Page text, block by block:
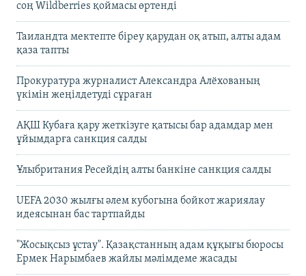
соң Wildberries қоймасы өртенді
Таиландта мектепте біреу қарудан оқ атып, алты адам
қаза тапты
Прокуратура журналист Александра Алёхованың
үкімін жеңілдетуді сұраған
АҚШ Кубаға қару жеткізуге қатысы бар адамдар мен
ұйымдарға санкция салды
Ұлыбритания Ресейдің алты банкіне санкция салды
UEFA 2030 жылғы әлем кубогына бойкот жариялау
идеясынан бас тартпайды
"Жосықсыз ұстау". Қазақстанның адам құқығы бюросы
Ермек Нарымбаев жайлы мәлімдеме жасады